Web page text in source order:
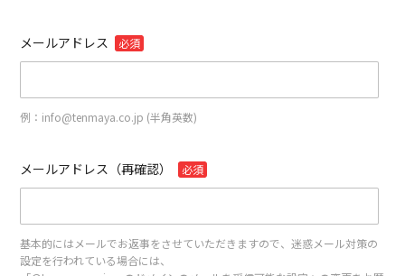
メールアドレス 必須
例：info@tenmaya.co.jp (半角英数)
メールアドレス（再確認） 必須
基本的にはメールでお返事をさせていただきますので、迷惑メール対策の
設定を行われている場合には、